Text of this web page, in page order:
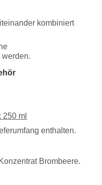
kombiniert
ml
enthalten.
Brombeere.